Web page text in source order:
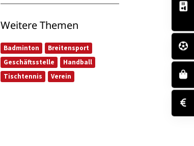
Weitere Themen
Badminton
Breitensport
Geschäftsstelle
Handball
Tischtennis
Verein